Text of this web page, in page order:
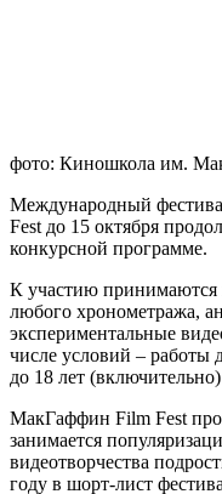
фото: Киношкола им.
Международный
Fest до 15 октября
конкурсной программе.
К участию
любого хронометража,
экспериментальные
числе условий – работы
до 18 лет
МакГаффин Film Fest
занимается
видеотворчества
году в шорт-лист